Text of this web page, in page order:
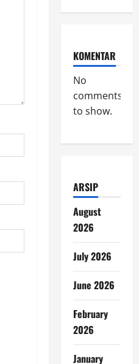
KOMENTAR
No
comments
to show.
ARSIP
August
2026
July 2026
June 2026
February
2026
January